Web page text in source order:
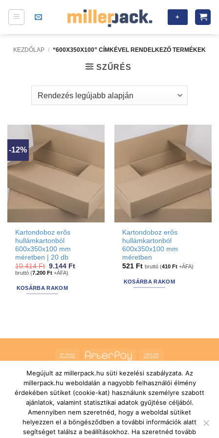
+
KEZDŐLAP / “600X350X100” CÍMKÉVEL RENDELKEZŐ TERMÉKEK
SZŰRÉS
-12%
Kartondoboz erős
hullámkartonból
600x350x100 mm
méretben | 20 db
10.414Ft Original
price
10.414 Ft.
9.144 FtCurrent
bruttó (7.200Ft +ÁFA)
KOSÁRBA RAKOM
Kartondoboz erős
hullámkartonból
600x350x100 mm
méretben
521 Ft bruttó (410Ft +ÁFA)
KOSÁRBA RAKOM
Bank
AfterPay
Delivery
RÓLUNK
ÁLTALÁNOS SZERZŐDÉSI FELTÉTELEK
SZÁLLÍTÁSI ÉS FIZETÉSI FELTÉTELEK
JOGI NYILATKOZAT
IMPRESSZUM
KAPCSOLAT
ÜGYFÉLSZOLGÁLAT
FELIRATKOZÁS HÍRLEVÉLRE
Copyright 2026 ©MILLERPACK.HUPowered byPrintroom Bt. -
Hungary
Megújult az millerpack.hu süti kezelési szabályzata. Az
millerpack.hu weboldalán a nagyobb felhasználói élmény
érdekében sütiket (cookie-kat) használunk személyre szabott
ajánlatok, valamint statisztikai adatok gyűjtése céljából.
Amennyiben nem szeretnéd, hogy a weboldal sütiket
helyezzen el a böngésződben a további információk alatt
segítséget találsz a beállításokhoz. Ha szeretnéd tovább